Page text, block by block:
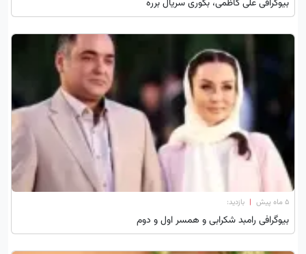
بیوگرافی علی کاظمی، بگوری سریال برره
۵ ماه پیش | بازدید:
بیوگرافی رامبد شکرابی و همسر اول و دوم